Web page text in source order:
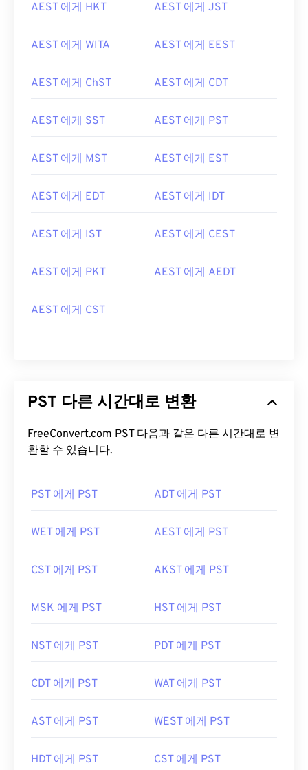
AEST 에게 HKT AEST 에게 JST
AEST 에게 WITA AEST 에게 EEST
AEST 에게 ChST AEST 에게 CDT
AEST 에게 SST AEST 에게 PST
AEST 에게 MST AEST 에게 EST
AEST 에게 EDT AEST 에게 IDT
AEST 에게 IST AEST 에게 CEST
AEST 에게 PKT AEST 에게 AEDT
AEST 에게 CST
PST 다른 시간대로 변환
FreeConvert.com PST 다음과 같은 다른 시간대로 변
환할 수 있습니다.
PST 에게 PST ADT 에게 PST
WET 에게 PST AEST 에게 PST
CST 에게 PST AKST 에게 PST
MSK 에게 PST HST 에게 PST
NST 에게 PST PDT 에게 PST
CDT 에게 PST WAT 에게 PST
AST 에게 PST WEST 에게 PST
HDT 에게 PST CST 에게 PST